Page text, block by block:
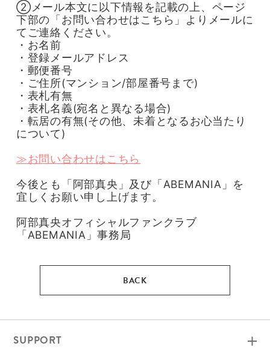
②メール本文に以下情報を記載の上、ページ
下部の「お問い合わせはこちら」よりメールに
てご連絡ください。
・お名前
・登録メールアドレス
・郵便番号
・ご住所(マンション/部屋番号まで)
・表札有無
・表札名義(宛名と異なる場合)
・転居の有無(その他、未着となるお心当たり
について)
≫お問い合わせはこちら
今後とも「阿部真央」及び「ABEMANIA」を
宜しくお願い申し上げます。
阿部真央オフィシャルファンクラブ
「ABEMANIA」事務局
SUPPORT